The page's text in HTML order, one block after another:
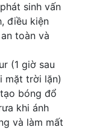
sinh vấn
điều kiện
toàn và
(1 giờ sau
mặt trời lặn)
bóng đổ
khi ánh
và làm mất